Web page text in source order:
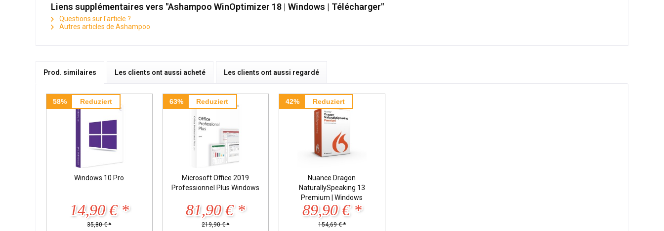
Liens supplémentaires vers "Ashampoo WinOptimizer 18 | Windows | Télécharger"
Questions sur l'article ?
Autres articles de Ashampoo
Prod. similaires Les clients ont aussi acheté Les clients ont aussi regardé
58% Reduziert
Windows 10 Pro
14,90 € *
35,80 € *
63% Reduziert
Microsoft Office 2019
Professionnel Plus Windows
81,90 € *
219,90 € *
42% Reduziert
Nuance Dragon
NaturallySpeaking 13
Premium | Windows
89,90 € *
154,69 € *